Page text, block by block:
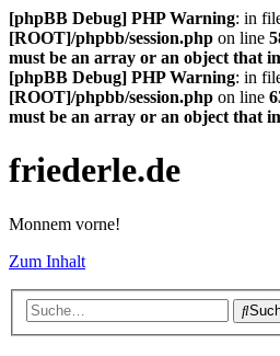
[phpBB Debug] PHP Warning: in
[ROOT]/phpbb/session.php on line
must be an array or an object that
[phpBB Debug] PHP Warning: in
[ROOT]/phpbb/session.php on line
must be an array or an object that
friederle.de
Monnem vorne!
Zum Inhalt